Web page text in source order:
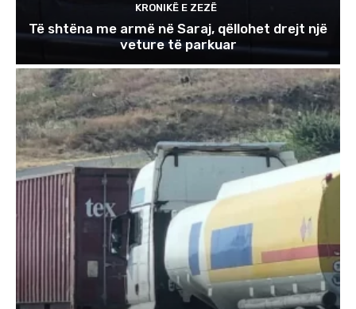
KRONIKË E ZEZË
Të shtëna me armë në Saraj, qëllohet drejt një
veture të parkuar